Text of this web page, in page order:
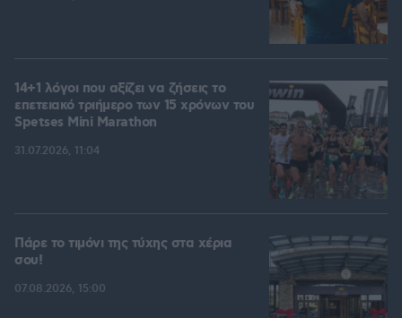
14+1 λόγοι που αξίζει να ζήσεις το
επετειακό τριήμερο των 15 χρόνων του
Spetses Mini Marathon
31.07.2026, 11:04
Πάρε το τιμόνι της τύχης στα χέρια
σου!
07.08.2026, 15:00